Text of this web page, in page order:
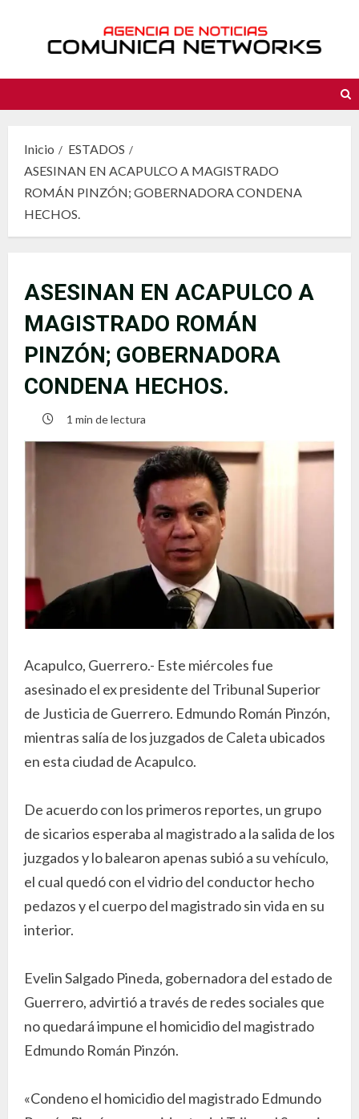
contenido
Inicio
ESTADOS
ASESINAN EN ACAPULCO A MAGISTRADO
ROMÁN PINZÓN; GOBERNADORA CONDENA
HECHOS.
ASESINAN EN ACAPULCO A
MAGISTRADO ROMÁN
PINZÓN; GOBERNADORA
CONDENA HECHOS.
1 min de lectura
Acapulco, Guerrero.- Este miércoles fue
asesinado el ex presidente del Tribunal Superior
de Justicia de Guerrero. Edmundo Román Pinzón,
mientras salía de los juzgados de Caleta ubicados
en esta ciudad de Acapulco.
De acuerdo con los primeros reportes, un grupo
de sicarios esperaba al magistrado a la salida de los
juzgados y lo balearon apenas subió a su vehículo,
el cual quedó con el vidrio del conductor hecho
pedazos y el cuerpo del magistrado sin vida en su
interior.
Evelin Salgado Pineda, gobernadora del estado de
Guerrero, advirtió a través de redes sociales que
no quedará impune el homicidio del magistrado
Edmundo Román Pinzón.
«Condeno el homicidio del magistrado Edmundo